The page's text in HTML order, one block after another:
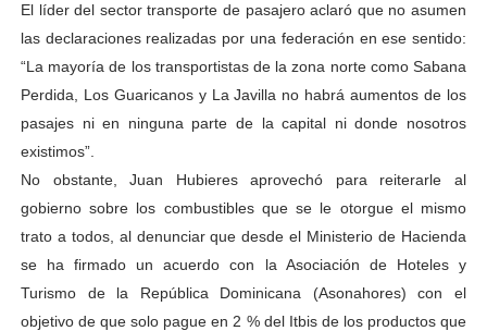
El líder del sector transporte de pasajero aclaró que no asumen
las declaraciones realizadas por una federación en ese sentido:
“La mayoría de los transportistas de la zona norte como Sabana
Perdida, Los Guaricanos y La Javilla no habrá aumentos de los
pasajes ni en ninguna parte de la capital ni donde nosotros
existimos”.
No obstante, Juan Hubieres aprovechó para reiterarle al
gobierno sobre los combustibles que se le otorgue el mismo
trato a todos, al denunciar que desde el Ministerio de Hacienda
se ha firmado un acuerdo con la Asociación de Hoteles y
Turismo de la República Dominicana (Asonahores) con el
objetivo de que solo pague en 2 % del Itbis de los productos que